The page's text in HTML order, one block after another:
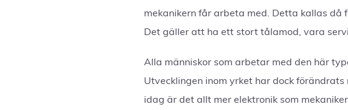
mekanikern får arbeta med. Detta kallas då
Det gäller att ha ett stort tålamod, vara
Alla människor som arbetar med den här
Utvecklingen inom yrket har dock
idag är det allt mer elektronik som